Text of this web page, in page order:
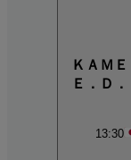
ＫＡＭ
Ｅ．Ｄ
13:30